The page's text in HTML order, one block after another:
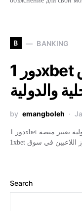
B BANKING
دور 1xbet مصر في أسواق
والدولية
by emangboleh
دور 1xbet مصر في أسواق المراهنات المحلية والدولية تعتبر منصة
Search